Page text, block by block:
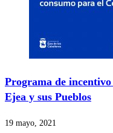
Programa de
Ejea y sus Pueblos
19 mayo, 2021